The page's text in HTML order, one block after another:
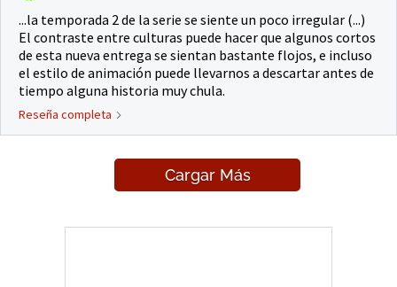
...la temporada 2 de la serie se siente un poco irregular (...)
El contraste entre culturas puede hacer que algunos cortos
de esta nueva entrega se sientan bastante flojos, e incluso
el estilo de animación puede llevarnos a descartar antes de
tiempo alguna historia muy chula.
Reseña completa
Cargar Más